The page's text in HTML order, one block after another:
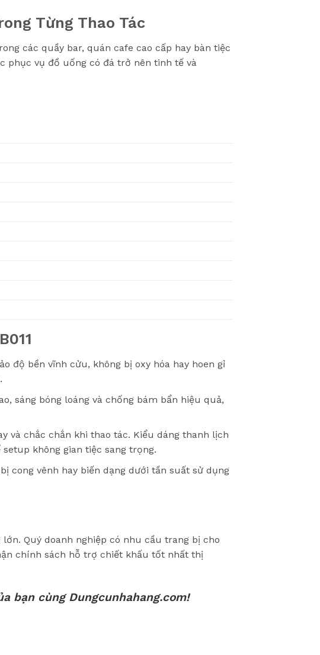
Từng Thao Tác
các quầy bar, quán cafe cao cấp hay bàn tiệc
phục vụ đồ uống có đá trở nên tinh tế và
độ bền vĩnh cửu, không bị oxy hóa hay hoen gỉ
sáng bóng loáng và chống bám bẩn hiệu quả,
và chắc chắn khi thao tác. Kiểu dáng thanh lịch
không gian tiệc sang trọng.
vênh hay biến dạng dưới tần suất sử dụng
Quý doanh nghiệp có nhu cầu trang bị cho
chính sách hỗ trợ chiết khấu tốt nhất thị
bạn cùng Dungcunhahang.com!